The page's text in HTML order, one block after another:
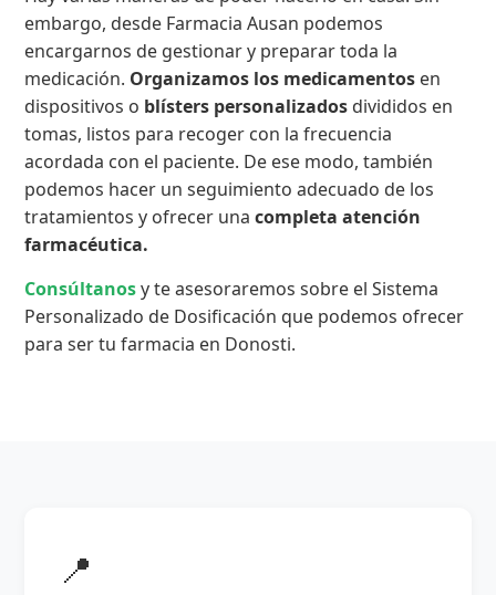
embargo, desde Farmacia Ausan podemos
encargarnos de gestionar y preparar toda la
medicación. Organizamos los medicamentos en
dispositivos o blísters personalizados divididos en
tomas, listos para recoger con la frecuencia
acordada con el paciente. De ese modo, también
podemos hacer un seguimiento adecuado de los
tratamientos y ofrecer unacompleta atención
farmacéutica.
Consúltanosy te asesoraremos sobre el Sistema
Personalizado de Dosificación que podemos ofrecer
para ser tu farmacia en Donosti.
📍